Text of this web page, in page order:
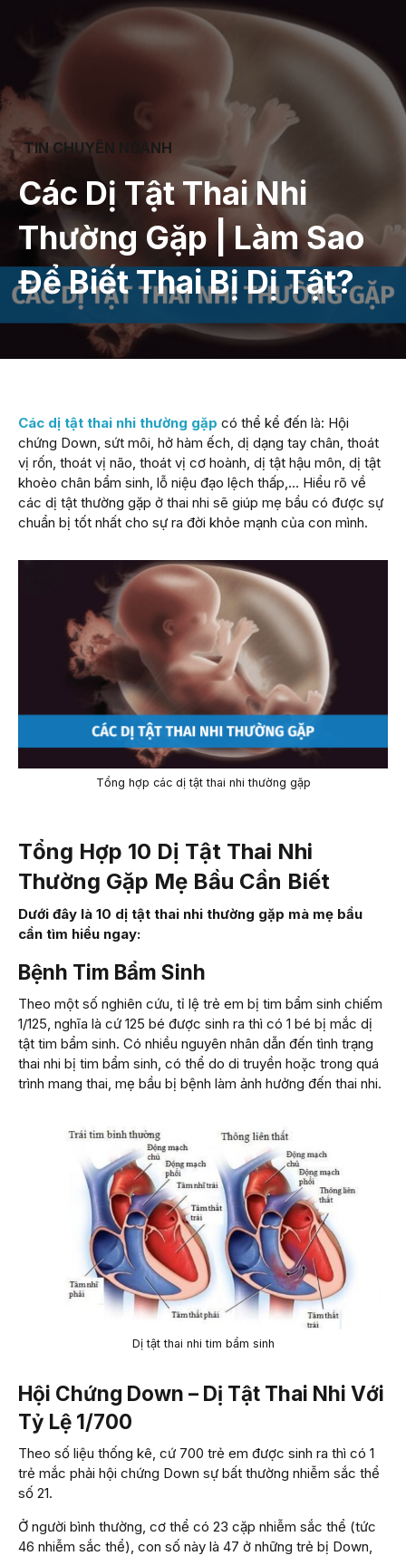
TIN CHUYÊN NGÀNH
Các Dị Tật Thai Nhi
Thường Gặp | Làm Sao
Để Biết Thai Bị Dị Tật?
Các dị tật thai nhi thường gặp có thể kể đến là: Hội
chứng Down, sứt môi, hở hàm ếch, dị dạng tay chân, thoát
vị rốn, thoát vị não, thoát vị cơ hoành, dị tật hậu môn, dị tật
khoèo chân bẩm sinh, lỗ niệu đạo lệch thấp,… Hiểu rõ về
các dị tật thường gặp ở thai nhi sẽ giúp mẹ bầu có được sự
chuẩn bị tốt nhất cho sự ra đời khỏe mạnh của con mình.
Tổng hợp các dị tật thai nhi thường gặp
Tổng Hợp 10 Dị Tật Thai Nhi
Thường Gặp Mẹ Bầu Cần Biết
Dưới đây là 10 dị tật thai nhi thường gặp mà mẹ bầu
cần tìm hiểu ngay:
Bệnh Tim Bẩm Sinh
Theo một số nghiên cứu, tỉ lệ trẻ em bị tim bẩm sinh chiếm
1/125, nghĩa là cứ 125 bé được sinh ra thì có 1 bé bị mắc dị
tật tim bẩm sinh. Có nhiều nguyên nhân dẫn đến tình trạng
thai nhi bị tim bẩm sinh, có thể do di truyền hoặc trong quá
trình mang thai, mẹ bầu bị bệnh làm ảnh hưởng đến thai nhi.
Dị tật thai nhi tim bẩm sinh
Hội Chứng Down – Dị Tật Thai Nhi Với
Tỷ Lệ 1/700
Theo số liệu thống kê, cứ 700 trẻ em được sinh ra thì có 1
trẻ mắc phải hội chứng Down sự bất thường nhiễm sắc thể
số 21.
Ở người bình thường, cơ thể có 23 cặp nhiễm sắc thể (tức
46 nhiễm sắc thể), con số này là 47 ở những trẻ bị Down,